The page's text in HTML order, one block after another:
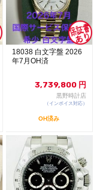
18038 白文字盤 2026
年7月OH済
3,739,800 円
黒野時計店
（インボイス対応）
OH済み